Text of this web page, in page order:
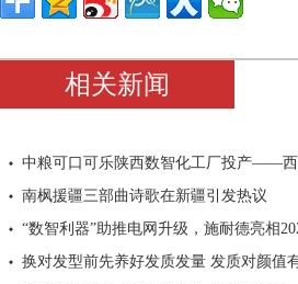
相关新闻
中粮可口可乐陕西数智化工厂投产——
南枫援疆三部曲诗歌在新疆引发热议
“数智利器”助推电网升级，施耐德亮相
换对发型前先养好发质发量 发质对颜值